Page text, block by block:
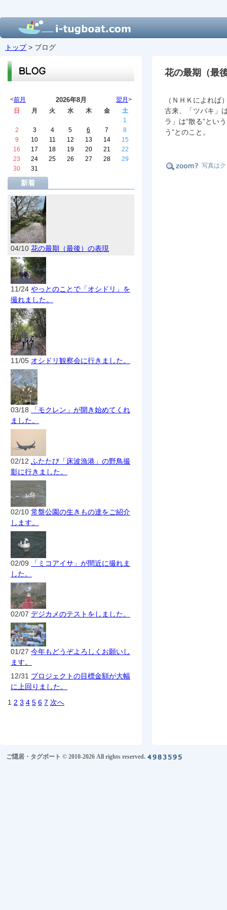
トップ> ブログ
翌月 >
<前月 2026年8月
日 月 火 水 木 金
土
1
2
3 4 5 6 7
8
9
10 11 12 13 14
15
16
17 18 19 20 21
22
23
24 25 26 27 28
29
30
31
新着
04/10 花の最期（最後）の表現
11/24 やっとのことで「オシドリ」を
撮れました。
11/05 オシドリ観察会に行きました。
03/18
「モクレン」が開き始めてくれ
ました。
02/12 ふたたび「床波漁港」の野鳥撮
影に行きました。
02/10 常盤公園の生きもの達をご紹介
します。
02/09
「ミコアイサ」が間近に撮れま
した。
02/07 デジカメのテストをしました。
01/27 今年もどうぞよろしくお願いし
ます。
12/31 プロジェクトの目標金額が大幅
に上回りました。
1 2 3 4 5 6 7 次へ
花の最期（最
（ＮＨＫによれば
古来、「ツバキ」
ラ」は“散る”とい
う”とのこと。
写真は
ご隠居・タグボート © 2010-2026 All rights reserved.